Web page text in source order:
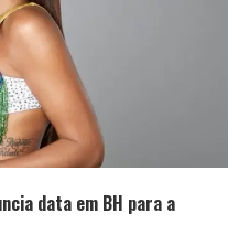
data em BH para a